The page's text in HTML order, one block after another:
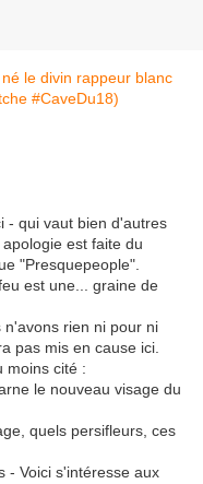
- qui vaut bien d'autres
est faite du
"Presquepeople".
est une... graine de
n'avons rien ni pour ni
pas mis en cause ici.
moins cité :
le nouveau visage du
quels persifleurs, ces
- Voici s'intéresse aux